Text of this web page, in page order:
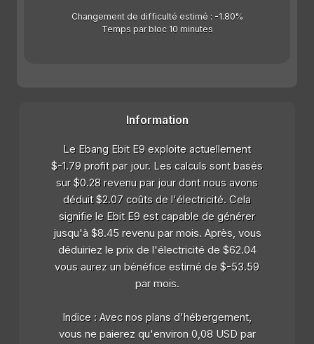
Changement de difficulté estimé : -1.80%
Temps par bloc 10 minutes
Information
Le Ebang Ebit E9 exploite actuellement
$-1.79 profit par jour. Les calculs sont basés
sur $0.28 revenu par jour dont nous avons
déduit $2.07 coûts de l'électricité. Cela
signifie le Ebit E9 est capable de générer
jusqu'à $8.45 revenu par mois. Après, vous
déduiriez le prix de l'électricité de $62.04
vous aurez un bénéfice estimé de $-53.59
par mois.
Indice : Avec nos plans d'hébergement,
vous ne paierez qu'environ 0,08 USD par